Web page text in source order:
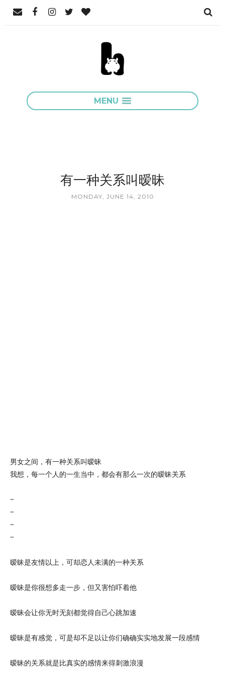
MENU
有一种关系叫暧昧
MONDAY, JUNE 14, 2010
男女之间，有一种关系叫暧昧
我想，每一个人的一生当中，都会有那么一次的暧昧关系
~
~
~
~
暧昧是友情以上，可却恋人未满的一种关系
暧昧是你很想多走一步，但又害怕吓着他
暧昧会让你无时无刻都觉得自己心跳加速
暧昧是有感觉，可是却不足以让你们确确实实地发展一段感情
暧昧的关系就是比真实的感情来得刺激浪漫